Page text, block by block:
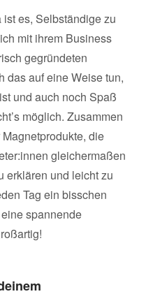
es, Selbständige zu
mit ihrem Business
gegründeten
das auf eine Weise tun,
und auch noch Spaß
möglich. Zusammen
die
gleichermaßen
erklären und leicht zu
Tag ein bisschen
spannende